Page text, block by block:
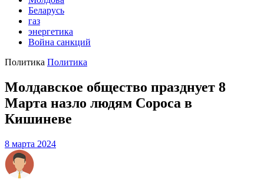
Беларусь
газ
энергетика
Война санкций
Политика Политика
Молдавское общество празднует 8
Марта назло людям Сороса в
Кишиневе
8 марта 2024